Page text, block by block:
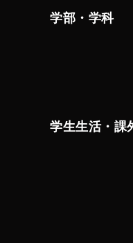
学部・学科
学生生活・課